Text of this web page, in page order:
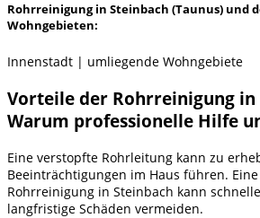
Rohrreinigung in Steinbach (Taunus) und
Wohngebieten:
Innenstadt | umliegende Wohngebiete
Vorteile der Rohrreinigung in
Warum professionelle Hilfe
Eine verstopfte Rohrleitung kann zu
Beeinträchtigungen im Haus führen.
Rohrreinigung in Steinbach kann
langfristige Schäden vermeiden.